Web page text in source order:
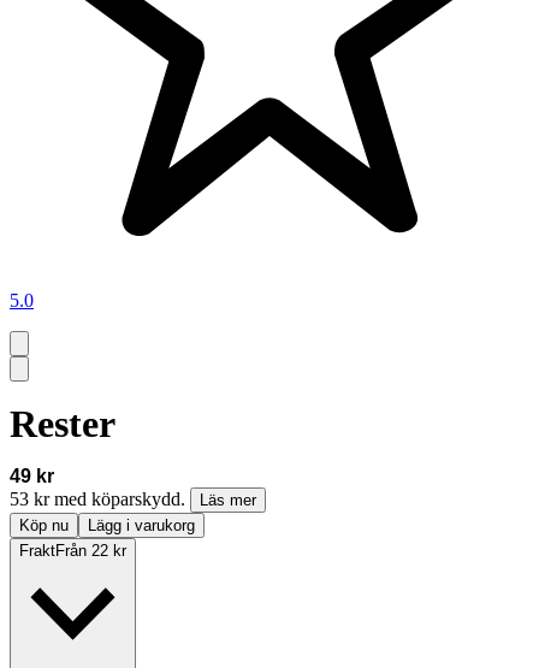
5.0
Rester
49 kr
53 kr med köparskydd.
Läs mer
Köp nu
Lägg i varukorg
FraktFrån 22 kr